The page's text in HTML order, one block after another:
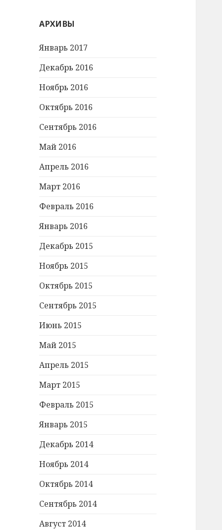
АРХИВЫ
Январь 2017
Декабрь 2016
Ноябрь 2016
Октябрь 2016
Сентябрь 2016
Май 2016
Апрель 2016
Март 2016
Февраль 2016
Январь 2016
Декабрь 2015
Ноябрь 2015
Октябрь 2015
Сентябрь 2015
Июнь 2015
Май 2015
Апрель 2015
Март 2015
Февраль 2015
Январь 2015
Декабрь 2014
Ноябрь 2014
Октябрь 2014
Сентябрь 2014
Август 2014